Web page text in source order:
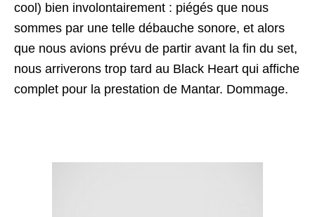
cool) bien involontairement : piégés que nous
sommes par une telle débauche sonore, et alors
que nous avions prévu de partir avant la fin du set,
nous arriverons trop tard au Black Heart qui affiche
complet pour la prestation de Mantar. Dommage.